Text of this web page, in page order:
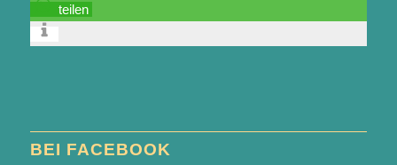
teilen
BEI FACEBOOK